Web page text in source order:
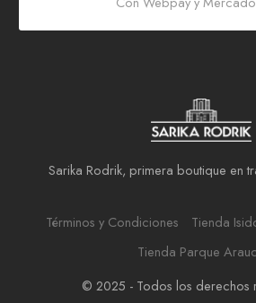
Sarika Rodrik, primera boutique en
Términos y Condiciones
Tienda
Tienda Parque
© 2025 - Todos los derechos